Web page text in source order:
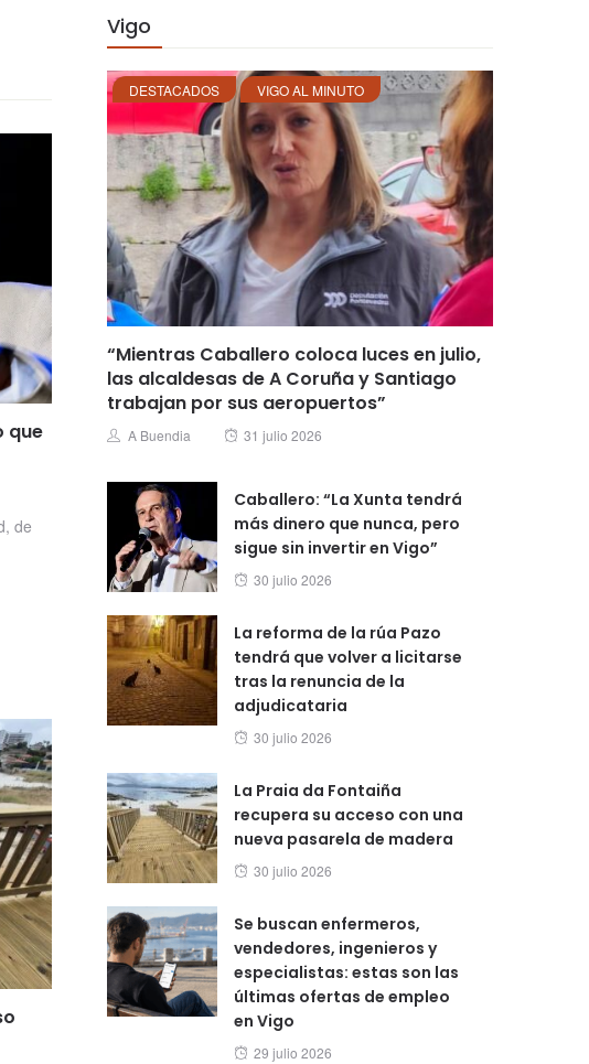
que
de
Vigo
DESTACADOS VIGO AL MINUTO
“Mientras Caballero coloca luces en julio,
las alcaldesas de A Coruña y Santiago
trabajan por sus aeropuertos”
Author
A Buendia
Posted
31 julio 2026
Caballero: “La Xunta tendrá
más dinero que nunca, pero
sigue sin invertir en Vigo”
Posted
30 julio 2026
La reforma de la rúa Pazo
tendrá que volver a licitarse
tras la renuncia de la
adjudicataria
Posted
30 julio 2026
La Praia da Fontaiña
recupera su acceso con una
nueva pasarela de madera
Posted
30 julio 2026
Se buscan enfermeros,
vendedores, ingenieros y
especialistas: estas son las
últimas ofertas de empleo
en Vigo
Posted
29 julio 2026